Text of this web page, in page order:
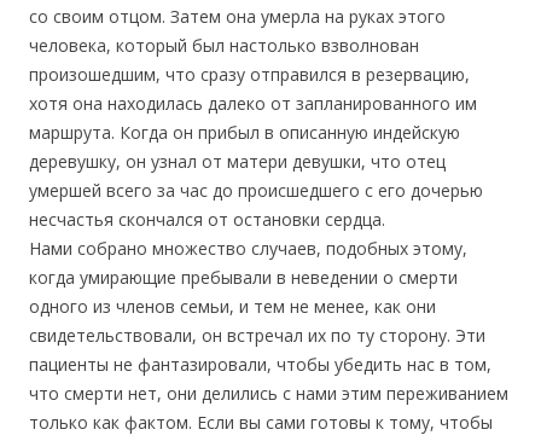
со своим отцом. Затем она умерла на руках этого
человека, который был настолько взволнован
произошедшим, что сразу отправился в резервацию,
хотя она находилась далеко от запланированного им
маршрута. Когда он прибыл в описанную индейскую
деревушку, он узнал от матери девушки, что отец
умершей всего за час до происшедшего с его дочерью
несчастья скончался от остановки сердца.
Нами собрано множество случаев, подобных этому,
когда умирающие пребывали в неведении о смерти
одного из членов семьи, и тем не менее, как они
свидетельствовали, он встречал их по ту сторону. Эти
пациенты не фантазировали, чтобы убедить нас в том,
что смерти нет, они делились с нами этим переживанием
только как фактом. Если вы сами готовы к тому, чтобы